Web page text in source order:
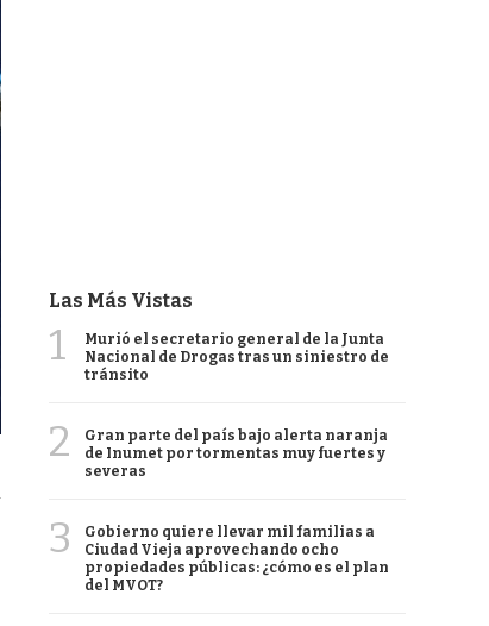
Las Más Vistas
1
Murió el secretario general de la Junta
Nacional de Drogas tras un siniestro de
tránsito
2
Gran parte del país bajo alerta naranja
de Inumet por tormentas muy fuertes y
severas
3
Gobierno quiere llevar mil familias a
Ciudad Vieja aprovechando ocho
propiedades públicas: ¿cómo es el plan
del MVOT?